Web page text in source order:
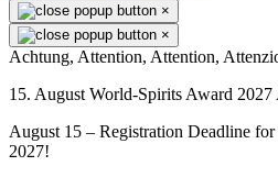
×
×
Achtung, Attention, Attention,
15. August World-Spirits Award 2027
August 15 – Registration Deadline
2027!